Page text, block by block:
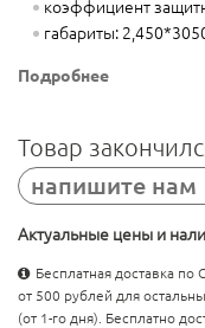
коэффициент
габариты:
Подробнее
Товар
напишите нам
Актуальные цены и
Бесплатная доставка
от 500 рублей для
(от 1-го дня). Бесплатно